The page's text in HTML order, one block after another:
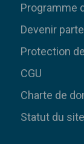
Programme
Devenir
Protection
CGU
Charte de
Statut du site